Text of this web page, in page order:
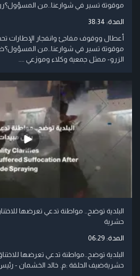
موقوتة تسير في شوارعنا..من
المدة: 38:34
أعطال ووقوف مفاجئ وانفجار الإطارات
موقوتة تسير في شوارعنا..من
الزرو- ممثل جمعية وكلاء وموزعي ....
البلدية توضح.. مواطنة تدعي تعرضها
حشرية
المدة: 06:29
البلدية توضح..مواطنة تدعي تعرضها
حشريةضيف الحلقة :م. خالد الخشمان - رئيس